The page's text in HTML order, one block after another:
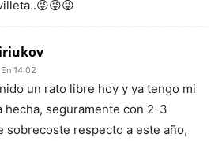
14:02
un rato libre hoy y ya tengo mi
hecha, seguramente con 2-3
sobrecoste respecto a este año,